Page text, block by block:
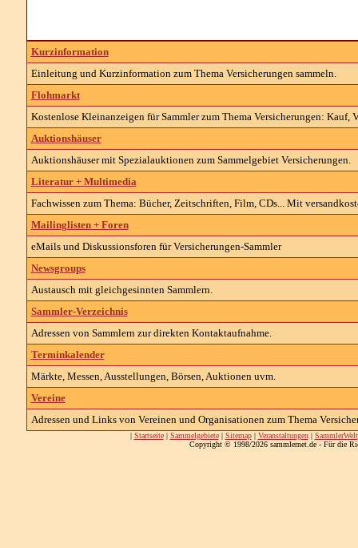
Kurzinformation
Einleitung und Kurzinformation zum Thema Versicherungen sammeln.
Flohmarkt
Kostenlose Kleinanzeigen für Sammler zum Thema Versicherungen: Kauf,
Auktionshäuser
Auktionshäuser mit Spezialauktionen zum Sammelgebiet Versicherungen.
Literatur + Multimedia
Fachwissen zum Thema: Bücher, Zeitschriften, Film, CDs... Mit
Mailinglisten + Foren
eMails und Diskussionsforen für Versicherungen-Sammler
Newsgroups
Austausch mit gleichgesinnten Sammlern.
Sammler-Verzeichnis
Adressen von Sammlern zur direkten Kontaktaufnahme.
Terminkalender
Märkte, Messen, Ausstellungen, Börsen, Auktionen uvm.
Vereine
Adressen und Links von Vereinen und Organisationen zum Thema
| Startseite| Sammelgebiete| Sitemap| Veranstaltungen| SammlerWelt
Copyright © 1998/2026 sammlernet.de - Für die